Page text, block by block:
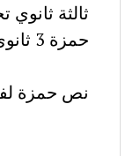
ثالثة
حمزة 3 ثانوي مع الاجابة على الأسئلة حجج تحضير درس حمزة
نص حمزة